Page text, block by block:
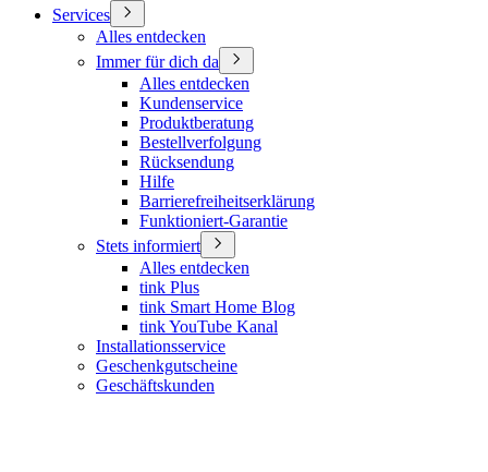
Services
Alles entdecken
Immer für dich da
Alles entdecken
Kundenservice
Produktberatung
Bestellverfolgung
Rücksendung
Hilfe
Barrierefreiheitserklärung
Funktioniert-Garantie
Stets informiert
Alles entdecken
tink Plus
tink Smart Home Blog
tink YouTube Kanal
Installationsservice
Geschenkgutscheine
Geschäftskunden